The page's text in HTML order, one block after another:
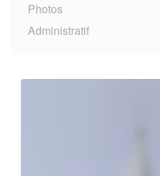
Photos
Administratif